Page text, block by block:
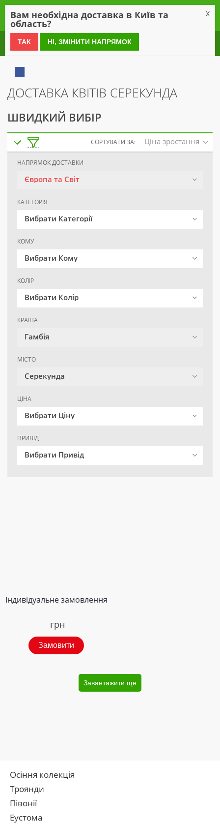
0 800 21 54 55
ДОСТАВКА КВІТІВ СЕРЕКУНДА
ШВИДКИЙ ВИБІР
СОРТУВАТИ ЗА: Ціна зростання
НАПРЯМОК ДОСТАВКИ
Європа та Світ
КАТЕГОРІЯ
Вибрати Категорії
КОМУ
Вибрати Кому
КОЛІР
Вибрати Колір
КРАЇНА
Гамбія
МІСТО
Серекунда
ЦІНА
Вибрати Ціну
ПРИВІД
Вибрати Привід
Індивідуальне замовлення
грн
Замовити
Завантажити ще
Осіння колекція
Троянди
Півонії
Еустома
Вам необхідна доставка в Київ та
область?
X
ТАК НІ, ЗМІНИТИ НАПРЯМОК